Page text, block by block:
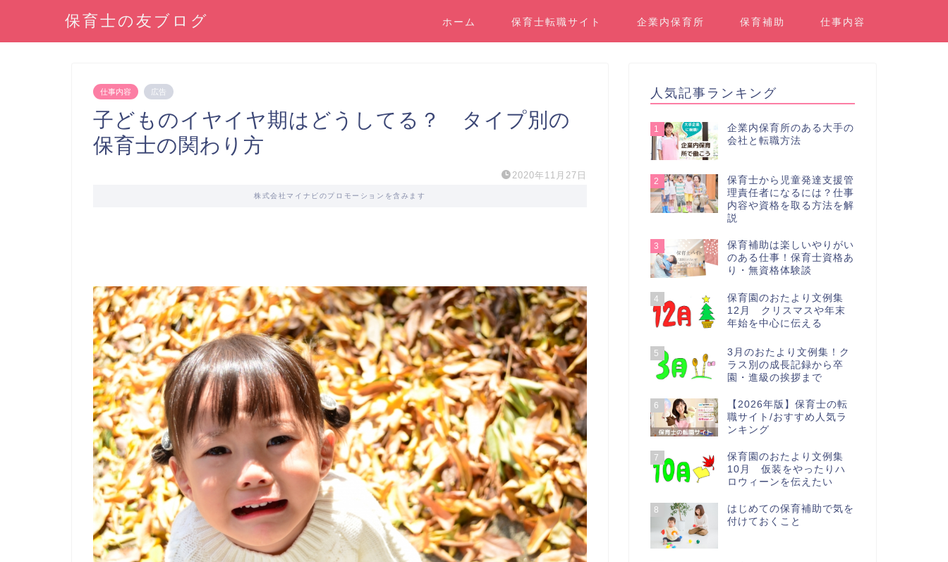
保育士の友ブログ ホーム 保育士転職サイト 企業内保育所 保育補助 仕事内容
仕事内容 広告
子どものイヤイヤ期はどうしてる？ タイプ別の
保育士の関わり方
2020年11月27日
株式会社マイナビのプロモーションを含みます
人気記事ランキング
1
企業内保育所のある大手の
会社と転職方法
2
保育士から児童発達支援管
理責任者になるには？仕事
内容や資格を取る方法を解
説
3
保育補助は楽しいやりがい
のある仕事！保育士資格あ
り・無資格体験談
4
保育園のおたより文例集
12月 クリスマスや年末
年始を中心に伝える
5
3月のおたより文例集！ク
ラス別の成長記録から卒
園・進級の挨拶まで
6
【2026年版】保育士の転
職サイト/おすすめ人気ラ
ンキング
7
保育園のおたより文例集
10月 仮装をやったりハ
ロウィーンを伝えたい
8
はじめての保育補助で気を
付けておくこと